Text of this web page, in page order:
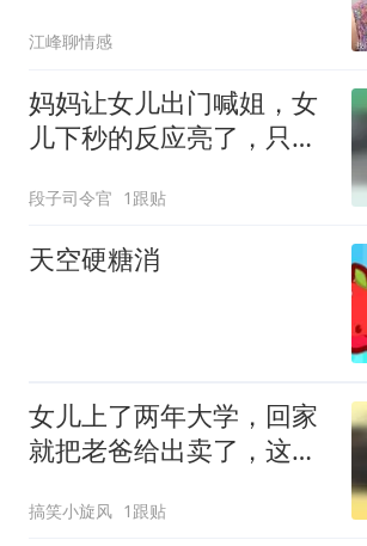
江峰聊情感
妈妈让女儿出门喊姐，女
儿下秒的反应亮了，只剩
段子司令官 1跟贴
天空硬糖消
女儿上了两年大学，回家
就把老爸给出卖了，这巴
搞笑小旋风 1跟贴